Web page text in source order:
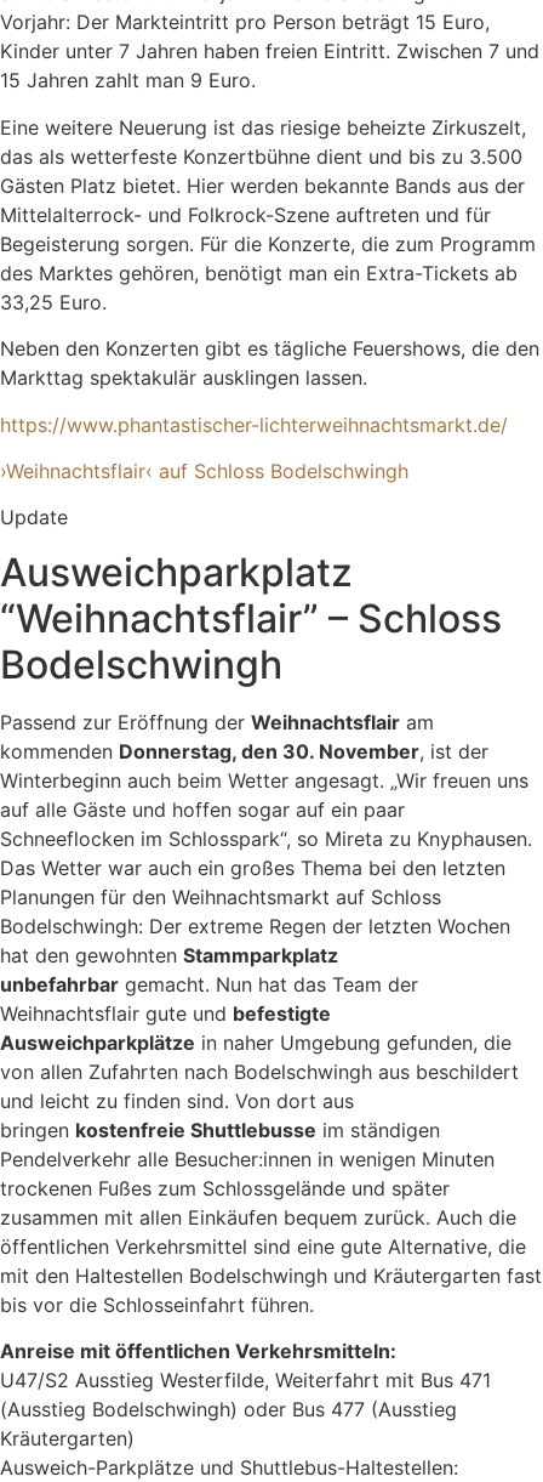
Vorjahr: Der Markteintritt pro Person beträgt 15 Euro,
Kinder unter 7 Jahren haben freien Eintritt. Zwischen 7 und
15 Jahren zahlt man 9 Euro.
Eine weitere Neuerung ist das riesige beheizte Zirkuszelt,
das als wetterfeste Konzertbühne dient und bis zu 3.500
Gästen Platz bietet. Hier werden bekannte Bands aus der
Mittelalterrock- und Folkrock-Szene auftreten und für
Begeisterung sorgen. Für die Konzerte, die zum Programm
des Marktes gehören, benötigt man ein Extra-Tickets ab
33,25 Euro.
Neben den Konzerten gibt es tägliche Feuershows, die den
Markttag spektakulär ausklingen lassen.
https://www.phantastischer-lichterweihnachtsmarkt.de/
›Weihnachtsflair‹ auf Schloss Bodelschwingh
Update
Ausweichparkplatz
“Weihnachtsflair” – Schloss
Bodelschwingh
Passend zur Eröffnung der Weihnachtsflair am
kommenden Donnerstag, den 30. November, ist der
Winterbeginn auch beim Wetter angesagt. „Wir freuen uns
auf alle Gäste und hoffen sogar auf ein paar
Schneeflocken im Schlosspark“, so Mireta zu Knyphausen.
Das Wetter war auch ein großes Thema bei den letzten
Planungen für den Weihnachtsmarkt auf Schloss
Bodelschwingh: Der extreme Regen der letzten Wochen
hat den gewohnten Stammparkplatz
unbefahrbar gemacht. Nun hat das Team der
Weihnachtsflair gute und befestigte
Ausweichparkplätze in naher Umgebung gefunden, die
von allen Zufahrten nach Bodelschwingh aus beschildert
und leicht zu finden sind. Von dort aus
bringen kostenfreie Shuttlebusse im ständigen
Pendelverkehr alle Besucher:innen in wenigen Minuten
trockenen Fußes zum Schlossgelände und später
zusammen mit allen Einkäufen bequem zurück. Auch die
öffentlichen Verkehrsmittel sind eine gute Alternative, die
mit den Haltestellen Bodelschwingh und Kräutergarten fast
bis vor die Schlosseinfahrt führen.
Anreise mit öffentlichen Verkehrsmitteln:
U47/S2 Ausstieg Westerfilde, Weiterfahrt mit Bus 471
(Ausstieg Bodelschwingh) oder Bus 477 (Ausstieg
Kräutergarten)
Ausweich-Parkplätze und Shuttlebus-Haltestellen: